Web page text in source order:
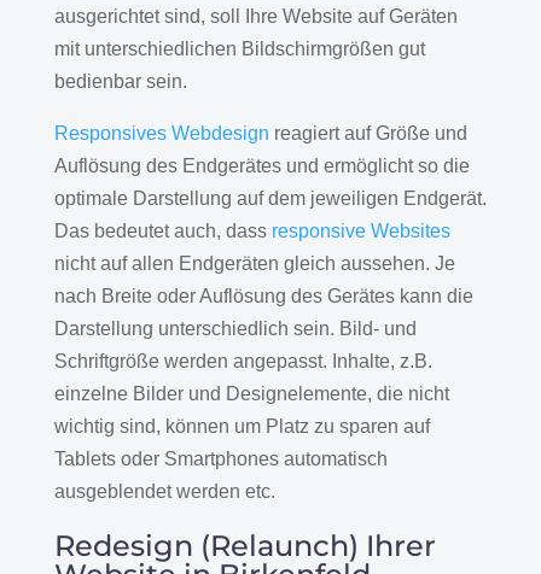
ausgerichtet sind, soll Ihre Website auf Geräten
mit unterschiedlichen Bildschirmgrößen gut
bedienbar sein.
Responsives Webdesign reagiert auf Größe und
Auflösung des Endgerätes und ermöglicht so die
optimale Darstellung auf dem jeweiligen Endgerät.
Das bedeutet auch, dass responsive Websites
nicht auf allen Endgeräten gleich aussehen. Je
nach Breite oder Auflösung des Gerätes kann die
Darstellung unterschiedlich sein. Bild- und
Schriftgröße werden angepasst. Inhalte, z.B.
einzelne Bilder und Designelemente, die nicht
wichtig sind, können um Platz zu sparen auf
Tablets oder Smartphones automatisch
ausgeblendet werden etc.
Redesign (Relaunch) Ihrer